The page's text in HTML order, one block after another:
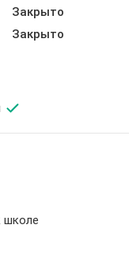
Закрыто
Закрыто
школе